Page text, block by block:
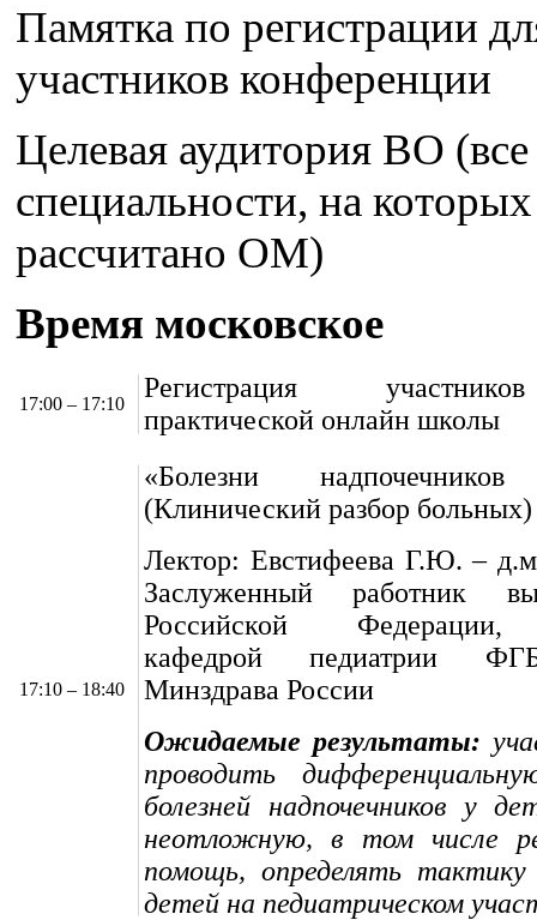
Памятка по регистрации
участников конференции
Целевая аудитория ВО (все
специальности, на которых
рассчитано ОМ)
Время московское
17:00 – 17:10
Регистрация
практической онлайн школы
17:10 – 18:40
«Болезни
(Клинический разбор больных)
Лектор: Евстифеева Г.Ю. –
Заслуженный работник
Российской Федерации,
кафедрой педиатрии
Минздрава России
Ожидаемые результаты:
проводить
болезней надпочечников у
неотложную, в том числе
помощь, определять тактику
детей на педиатрическом